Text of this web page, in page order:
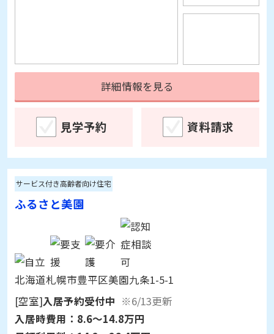
詳細情報を見る
見学予約 資料請求
ふるさと美園
北海道札幌市豊平区美園九条1-5-1